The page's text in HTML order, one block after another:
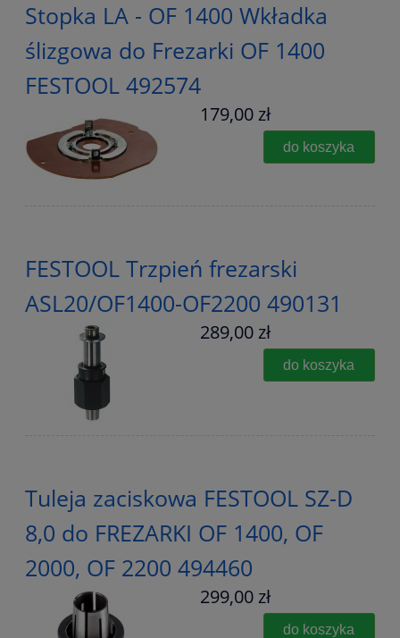
Stopka LA - OF 1400 Wkładka
ślizgowa do Frezarki OF 1400
FESTOOL 492574
179,00 zł
do koszyka
FESTOOL Trzpień frezarski
ASL20/OF1400-OF2200 490131
289,00 zł
do koszyka
Tuleja zaciskowa FESTOOL SZ-D
8,0 do FREZARKI OF 1400, OF
2000, OF 2200 494460
299,00 zł
do koszyka